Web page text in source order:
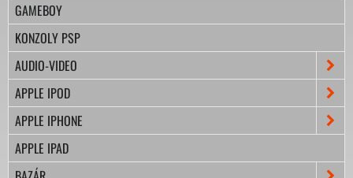
GAMEBOY
KONZOLY PSP
AUDIO-VIDEO
APPLE IPOD
APPLE IPHONE
APPLE IPAD